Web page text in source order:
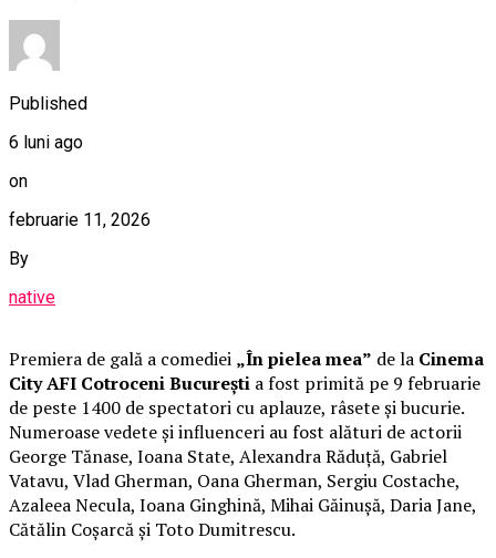
Published
6 luni ago
on
februarie 11, 2026
By
native
Premiera de gală a comediei „În pielea mea” de la Cinema
City AFI Cotroceni București a fost primită pe 9 februarie
de peste 1400 de spectatori cu aplauze, râsete și bucurie.
Numeroase vedete și influenceri au fost alături de actorii
George Tănase, Ioana State, Alexandra Răduță, Gabriel
Vatavu, Vlad Gherman, Oana Gherman, Sergiu Costache,
Azaleea Necula, Ioana Ginghină, Mihai Găinușă, Daria Jane,
Cătălin Coșarcă și Toto Dumitrescu.